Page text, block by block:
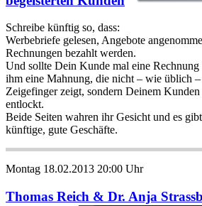
Schreibe künftig so, dass:
Werbebriefe gelesen, Angebote
Rechnungen bezahlt werden.
Und sollte Dein Kunde mal eine Rechnung
ihm eine Mahnung, die nicht – wie üblich –
Zeigefinger zeigt, sondern Deinem
entlockt.
Beide Seiten wahren ihr Gesicht und es
künftige, gute Geschäfte.
Montag 18.02.2013 20:00 Uhr
Thomas Reich & Dr. Anja